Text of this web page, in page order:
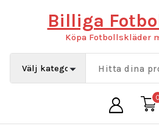
Billiga
Köpa Fotbollskläder
0